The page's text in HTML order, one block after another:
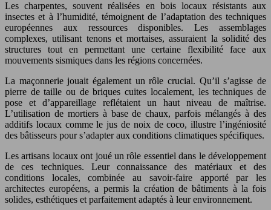
Les charpentes, souvent réalisées en bois locaux résistants aux
insectes et à l’humidité, témoignent de l’adaptation des techniques
européennes aux ressources disponibles. Les assemblages
complexes, utilisant tenons et mortaises, assuraient la solidité des
structures tout en permettant une certaine flexibilité face aux
mouvements sismiques dans les régions concernées.
La maçonnerie jouait également un rôle crucial. Qu’il s’agisse de
pierre de taille ou de briques cuites localement, les techniques de
pose et d’appareillage reflétaient un haut niveau de maîtrise.
L’utilisation de mortiers à base de chaux, parfois mélangés à des
additifs locaux comme le jus de noix de coco, illustre l’ingéniosité
des bâtisseurs pour s’adapter aux conditions climatiques spécifiques.
Les artisans locaux ont joué un rôle essentiel dans le développement
de ces techniques. Leur connaissance des matériaux et des
conditions locales, combinée au savoir-faire apporté par les
architectes européens, a permis la création de bâtiments à la fois
solides, esthétiques et parfaitement adaptés à leur environnement.